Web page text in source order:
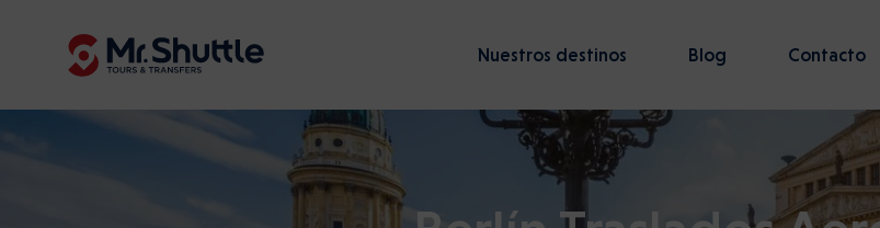
Nuestros destinos Blog Contacto